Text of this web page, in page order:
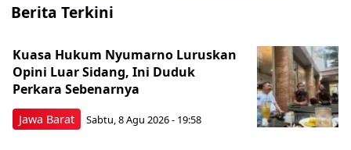
Berita Terkini
Jawa Barat
Kuasa Hukum Nyumarno Luruskan
Opini Luar Sidang, Ini Duduk
Perkara Sebenarnya ​
Sabtu, 8 Agu 2026 - 19:58